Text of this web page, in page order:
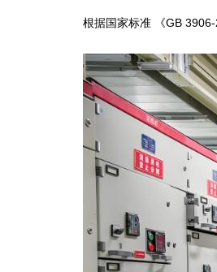
根据国家标准 《GB